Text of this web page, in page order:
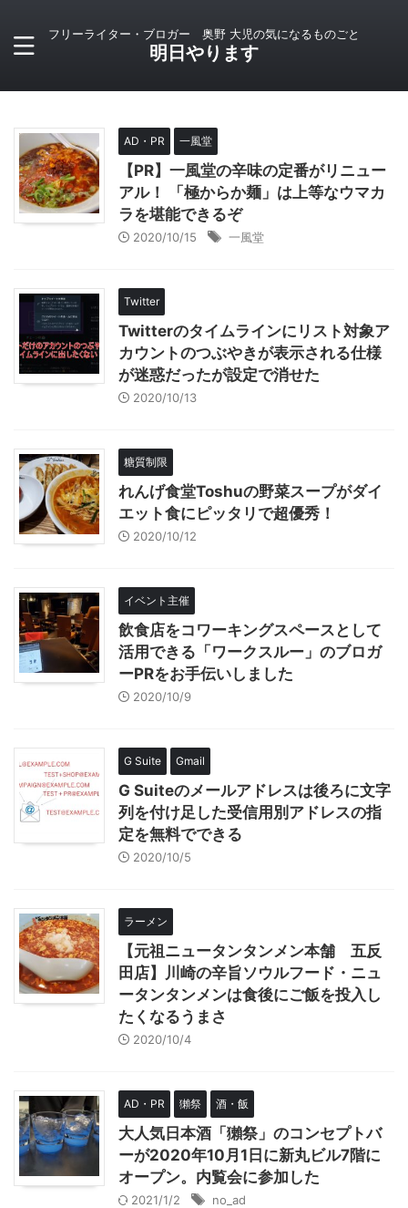
フリーライター・ブロガー 奥野 大児の気になるものごと
明日やります
AD・PR 一風堂
【PR】一風堂の辛味の定番がリニュー
アル！ 「極からか麺」は上等なウマカ
ラを堪能できるぞ
2020/10/15 一風堂
Twitter
Twitterのタイムラインにリスト対象ア
カウントのつぶやきが表示される仕様
が迷惑だったが設定で消せた
2020/10/13
糖質制限
れんげ食堂Toshuの野菜スープがダイ
エット食にピッタリで超優秀！
2020/10/12
イベント主催
飲食店をコワーキングスペースとして
活用できる「ワークスルー」のブロガ
ーPRをお手伝いしました
2020/10/9
G Suite Gmail
G Suiteのメールアドレスは後ろに文字
列を付け足した受信用別アドレスの指
定を無料でできる
2020/10/5
ラーメン
【元祖ニュータンタンメン本舗 五反
田店】川崎の辛旨ソウルフード・ニュ
ータンタンメンは食後にご飯を投入し
たくなるうまさ
2020/10/4
AD・PR 獺祭 酒・飯
大人気日本酒「獺祭」のコンセプトバ
ーが2020年10月1日に新丸ビル7階に
オープン。内覧会に参加した
2021/1/2 no_ad